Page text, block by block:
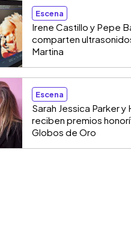
Escena
Irene Castillo y Pepe
comparten
Martina
Escena
Sarah Jessica Parker y
reciben premios
Globos de Oro